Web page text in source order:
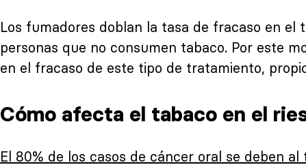
Los fumadores doblan la tasa de fracaso en
personas que no consumen tabaco. Por este
en el fracaso de este tipo de tratamiento,
Cómo afecta el tabaco en el
El 80% de los casos de cáncer oral se deben al